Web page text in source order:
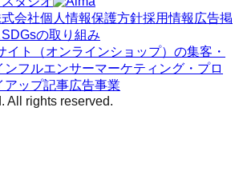
会社個人情報保護方針採用情報 広告掲
SDGsの取り組み
イト（オンラインショップ）の集客・
ンフルエンサーマーケティング・プロ
アップ記事広告事業
All rights reserved.